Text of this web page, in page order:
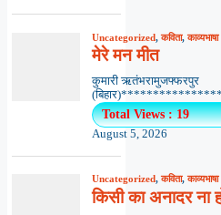
Uncategorized,कविता,काव्यभाषा
मेरे मन मीत
कुमारी ऋतंभरामुजफ्फरपुर
Total Views : 19
August 5, 2026
Uncategorized,कविता,काव्यभाषा
किसी का अनादर ना